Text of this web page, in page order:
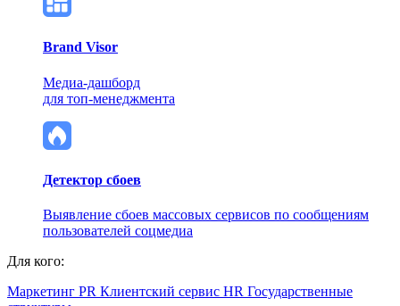
Brand Visor
Медиа-дашборд
для топ-менеджмента
Детектор сбоев
Выявление сбоев массовых сервисов по сообщениям
пользователей соцмедиа
Для кого:
Маркетинг PR Клиентский сервис HR Государственные